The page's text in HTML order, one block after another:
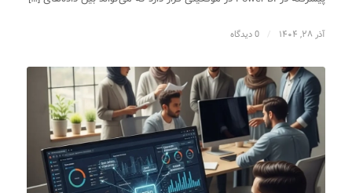
آذر ۲۸, ۱۴۰۴ / 0 دیدگاه